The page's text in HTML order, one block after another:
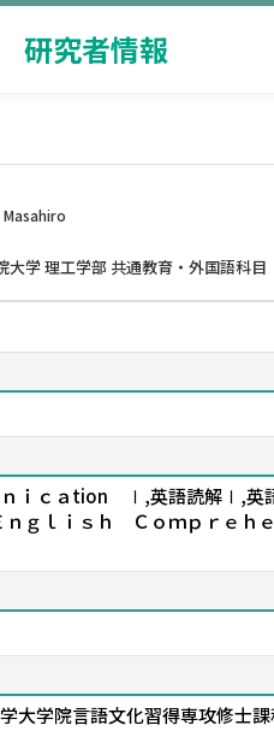
研究者情報
Masahiro
大学 理工学部 共通教育・外国語科目
ｉｃａtion Ⅰ,英語読解Ⅰ,英
ｎｇｌｉｓｈ Ｃｏｍｐｒｅ
大学院言語文化習得専攻修士課